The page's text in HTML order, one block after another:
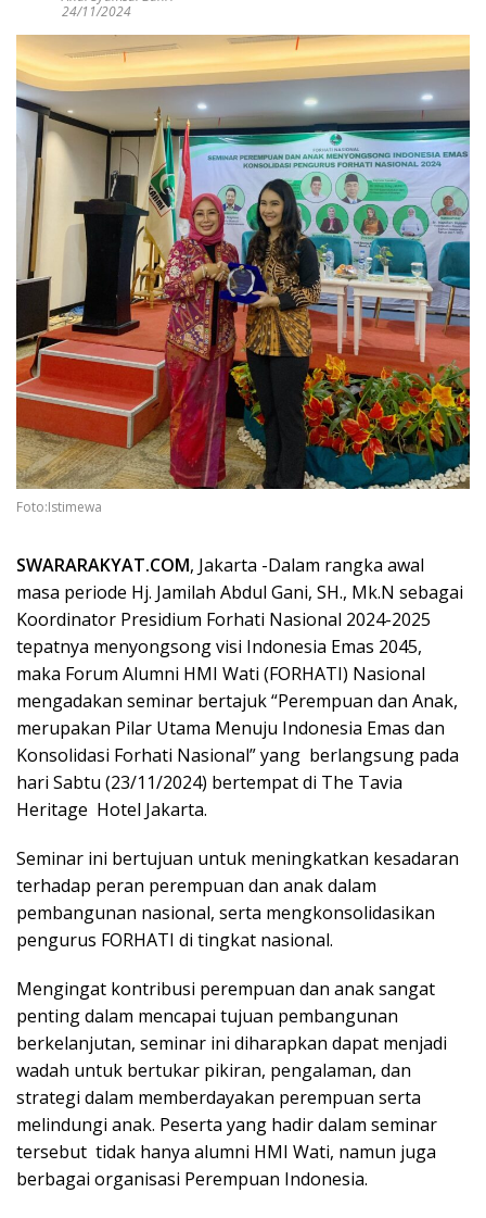
24/11/2024
Foto:Istimewa
SWARARAKYAT.COM, Jakarta -Dalam rangka awal
masa periode Hj. Jamilah Abdul Gani, SH., Mk.N sebagai
Koordinator Presidium Forhati Nasional 2024-2025
tepatnya menyongsong visi Indonesia Emas 2045,
maka Forum Alumni HMI Wati (FORHATI) Nasional
mengadakan seminar bertajuk “Perempuan dan Anak,
merupakan Pilar Utama Menuju Indonesia Emas dan
Konsolidasi Forhati Nasional” yang berlangsung pada
hari Sabtu (23/11/2024) bertempat di The Tavia
Heritage Hotel Jakarta.
Seminar ini bertujuan untuk meningkatkan kesadaran
terhadap peran perempuan dan anak dalam
pembangunan nasional, serta mengkonsolidasikan
pengurus FORHATI di tingkat nasional.
Mengingat kontribusi perempuan dan anak sangat
penting dalam mencapai tujuan pembangunan
berkelanjutan, seminar ini diharapkan dapat menjadi
wadah untuk bertukar pikiran, pengalaman, dan
strategi dalam memberdayakan perempuan serta
melindungi anak. Peserta yang hadir dalam seminar
tersebut tidak hanya alumni HMI Wati, namun juga
berbagai organisasi Perempuan Indonesia.